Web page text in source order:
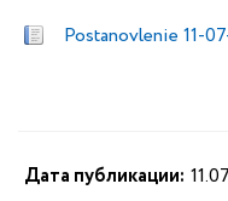
Postanovlenie 11-
Дата публикации: